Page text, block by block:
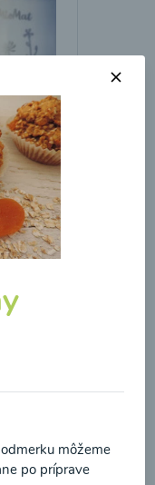
so
môžeme
po príprave
súhlasím so
účely